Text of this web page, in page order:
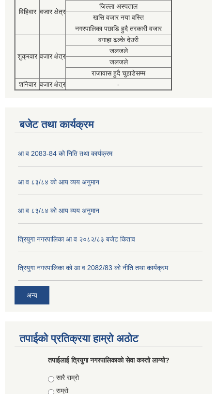
विहिवार वजार क्षेत्र
जिल्ला अस्पताल
खसि वजार नया वस्ति
नगरपालिका पछाडि हुदै तरकारी वजार
शुक्रवार वजार क्षेत्र
वगाहा ढल्के देउरी
जलजले
जलजले
राजावास हुदै चुहाडेसम्म
शनिवार वजार क्षेत्र -
बजेट तथा कार्यक्रम
आ व 2083-84 को निति तथा कार्यक्रम
आ व ८३/८४ को आय व्यय अनुमान
आ व ८३/८४ को आय व्यय अनुमान
त्रियुगा नगरपालिका आ व २०८२/८३ बजेट किताव
त्रियुगा नगरपालिका को आ व 2082/83 को नीति तथा कार्यक्रम
अन्य
तपाईको प्रतिक्रया हाम्रो अठोट
तपाईलाई त्रियुगा नगरपालिकाको सेवा कस्तो लाग्यो?
Choices
सारै राम्रो
राम्रो